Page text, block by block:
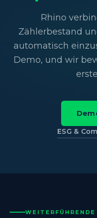
Rhino
Zählerbestand
automatisch
Demo, und wir
ESG &
WEITERFÜHRENDE